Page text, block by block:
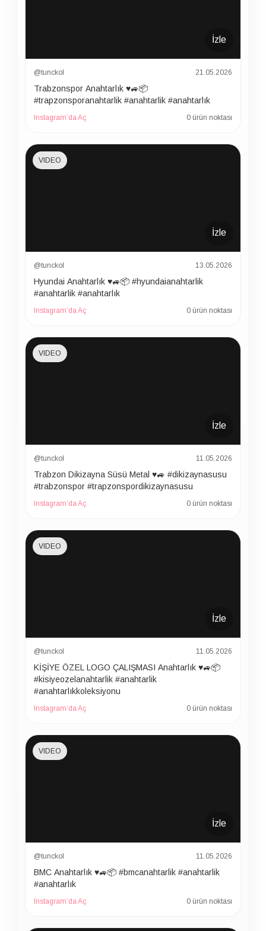
İzle
@tunckol 21.05.2026
Trabzonspor Anahtarlık ♥️🚙📦
#trapzonsporanahtarlik #anahtarlik #anahtarlık
Instagram’da Aç 0 ürün noktası
İzle
VIDEO
@tunckol 13.05.2026
Hyundai Anahtarlık ♥️🚙📦 #hyundaianahtarlik
#anahtarlik #anahtarlık
Instagram’da Aç 0 ürün noktası
İzle
VIDEO
@tunckol 11.05.2026
Trabzon Dikizayna Süsü Metal ♥️🚙 #dikizaynasusu
#trabzonspor #trapzonspordikizaynasusu
Instagram’da Aç 0 ürün noktası
İzle
VIDEO
@tunckol 11.05.2026
KİŞİYE ÖZEL LOGO ÇALIŞMASI Anahtarlık ♥️🚙📦
#kisiyeozelanahtarlik #anahtarlik
#anahtarlıkkoleksiyonu
Instagram’da Aç 0 ürün noktası
İzle
VIDEO
@tunckol 11.05.2026
BMC Anahtarlık ♥️🚙📦 #bmcanahtarlik #anahtarlik
#anahtarlık
Instagram’da Aç 0 ürün noktası